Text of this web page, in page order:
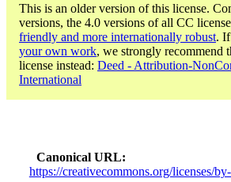
This is an older version of this license.
versions, the 4.0 versions of all CC
friendly and more internationally robust.
your own work, we strongly recommend
license instead: Deed - Attribution-
International
Canonical URL
https://creativecommons.org/licenses/